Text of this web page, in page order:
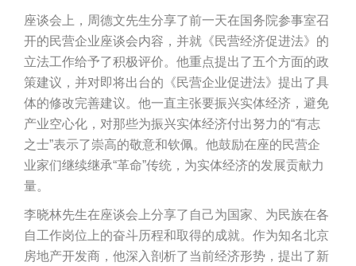
座谈会上，周德文先生分享了前一天在国务院参事室召
开的民营企业座谈会内容，并就《民营经济促进法》的
立法工作给予了积极评价。他重点提出了五个方面的政
策建议，并对即将出台的《民营企业促进法》提出了具
体的修改完善建议。他一直主张要振兴实体经济，避免
产业空心化，对那些为振兴实体经济付出努力的“有志
之士”表示了崇高的敬意和钦佩。他鼓励在座的民营企
业家们继续继承“革命”传统，为实体经济的发展贡献力
量。
李晓林先生在座谈会上分享了自己为国家、为民族在各
自工作岗位上的奋斗历程和取得的成就。作为知名北京
房地产开发商，他深入剖析了当前经济形势，提出了新